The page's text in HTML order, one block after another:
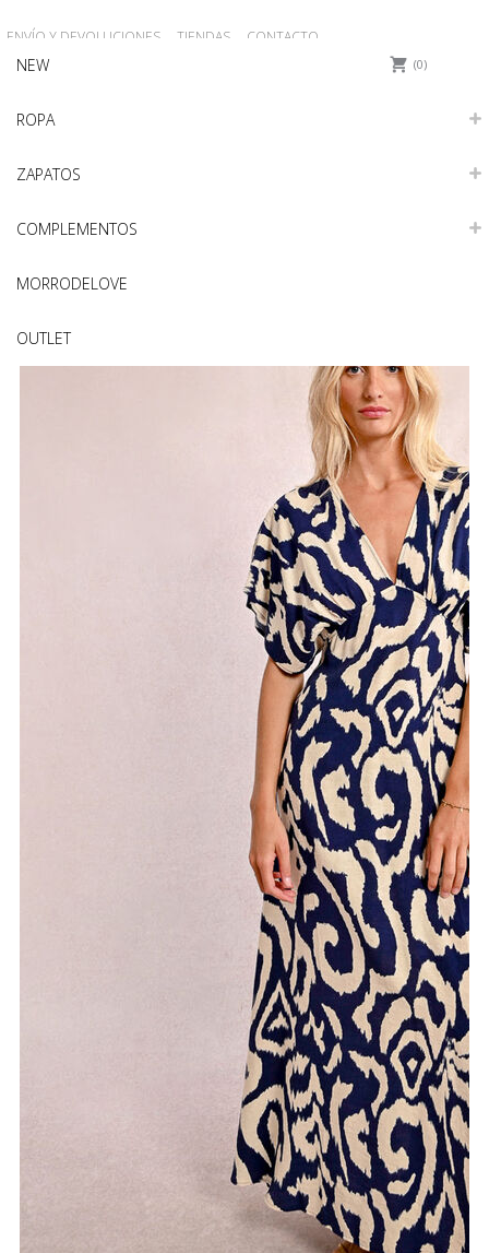
0
ENVÍO Y DEVOLUCIONES TIENDAS CONTACTO
NEW
ROPA
ZAPATOS
COMPLEMENTOS
MORRODELOVE
OUTLET